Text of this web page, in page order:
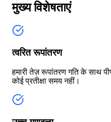
मुख्य विशेषताएं
त्वरित रूपांतरण
हमारी तेज़ रूपांतरण गति के साथ
कोई प्रतीक्षा समय नहीं।